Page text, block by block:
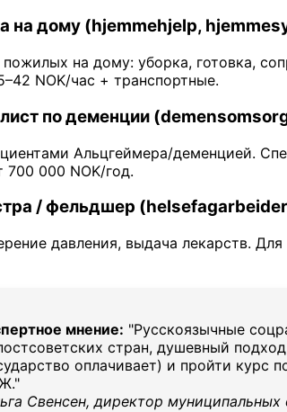
на дому (hjemmehjelp,
на дому: уборка, готовка,
NOK/час + транспортные.
по деменции
Альцгеймера/деменцией.
700 000 NOK/год.
/ фельдшер
давления, выдача лекарств.
мнение: "Русскоязычные
стран, душевный
оплачивает) и пройти курс
Свенсен, директор